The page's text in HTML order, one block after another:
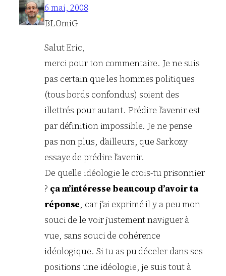
6 mai, 2008
BLOmiG
Salut Eric,
merci pour ton commentaire. Je ne suis
pas certain que les hommes politiques
(tous bords confondus) soient des
illettrés pour autant. Prédire l’avenir est
par définition impossible. Je ne pense
pas non plus, d’ailleurs, que Sarkozy
essaye de prédire l’avenir.
De quelle idéologie le crois-tu prisonnier
? ça m’intéresse beaucoup d’avoir ta
réponse, car j’ai exprimé il y a peu mon
souci de le voir justement naviguer à
vue, sans souci de cohérence
idéologique. Si tu as pu déceler dans ses
positions une idéologie, je suis tout à